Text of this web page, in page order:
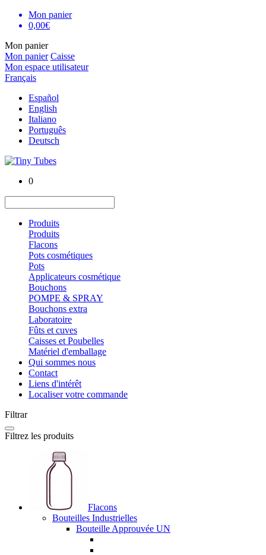
Mon panier
0,00€
Mon panier
Mon panier Caisse
Mon espace utilisateur
Français
Español
English
Italiano
Português
Deutsch
0
Produits
Produits
Flacons
Pots cosmétiques
Pots
Applicateurs cosmétique
Bouchons
POMPE & SPRAY
Bouchons extra
Laboratoire
Fûts et cuves
Caisses et Poubelles
Matériel d'emballage
Qui sommes nous
Contact
Liens d'intérêt
Localiser votre commande
Filtrar
Filtrez les produits
Flacons
Bouteilles Industrielles
Bouteille Approuvée UN